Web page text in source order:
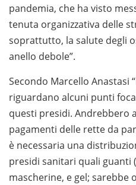
pandemia, che ha visto
tenuta organizzativa delle
soprattutto, la salute degli
anello debole”.
Secondo Marcello Anastasi
riguardano alcuni punti
questi presidi. Andrebbero
pagamenti delle rette da
è necessaria una
presidi sanitari quali guanti
mascherine, e gel; sarebbe